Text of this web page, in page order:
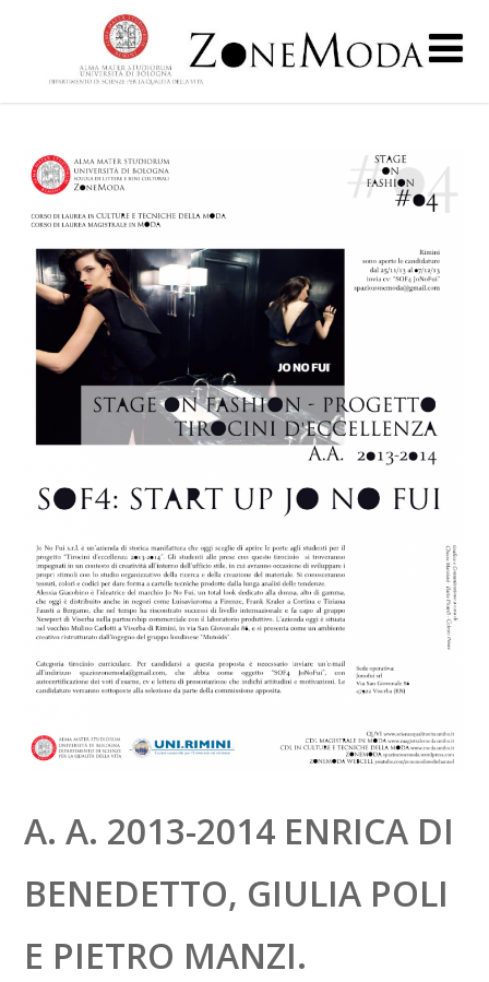
A. A. 2013-2014 ENRICA DI
BENEDETTO, GIULIA POLI
E PIETRO MANZI.